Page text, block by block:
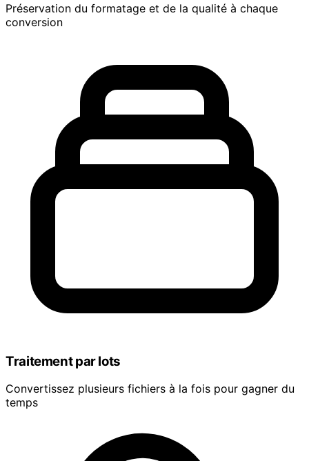
Préservation du formatage et de la qualité à chaque
conversion
Traitement par lots
Convertissez plusieurs fichiers à la fois pour gagner du
temps